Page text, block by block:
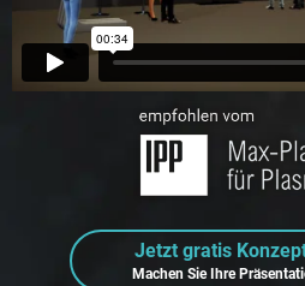
Jetzt gratis
Machen Sie Ihre